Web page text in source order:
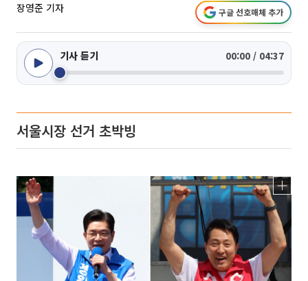
장영준 기자 구글 선호매체 추가
기사 듣기 00:00 / 04:37
서울시장 선거 초박빙